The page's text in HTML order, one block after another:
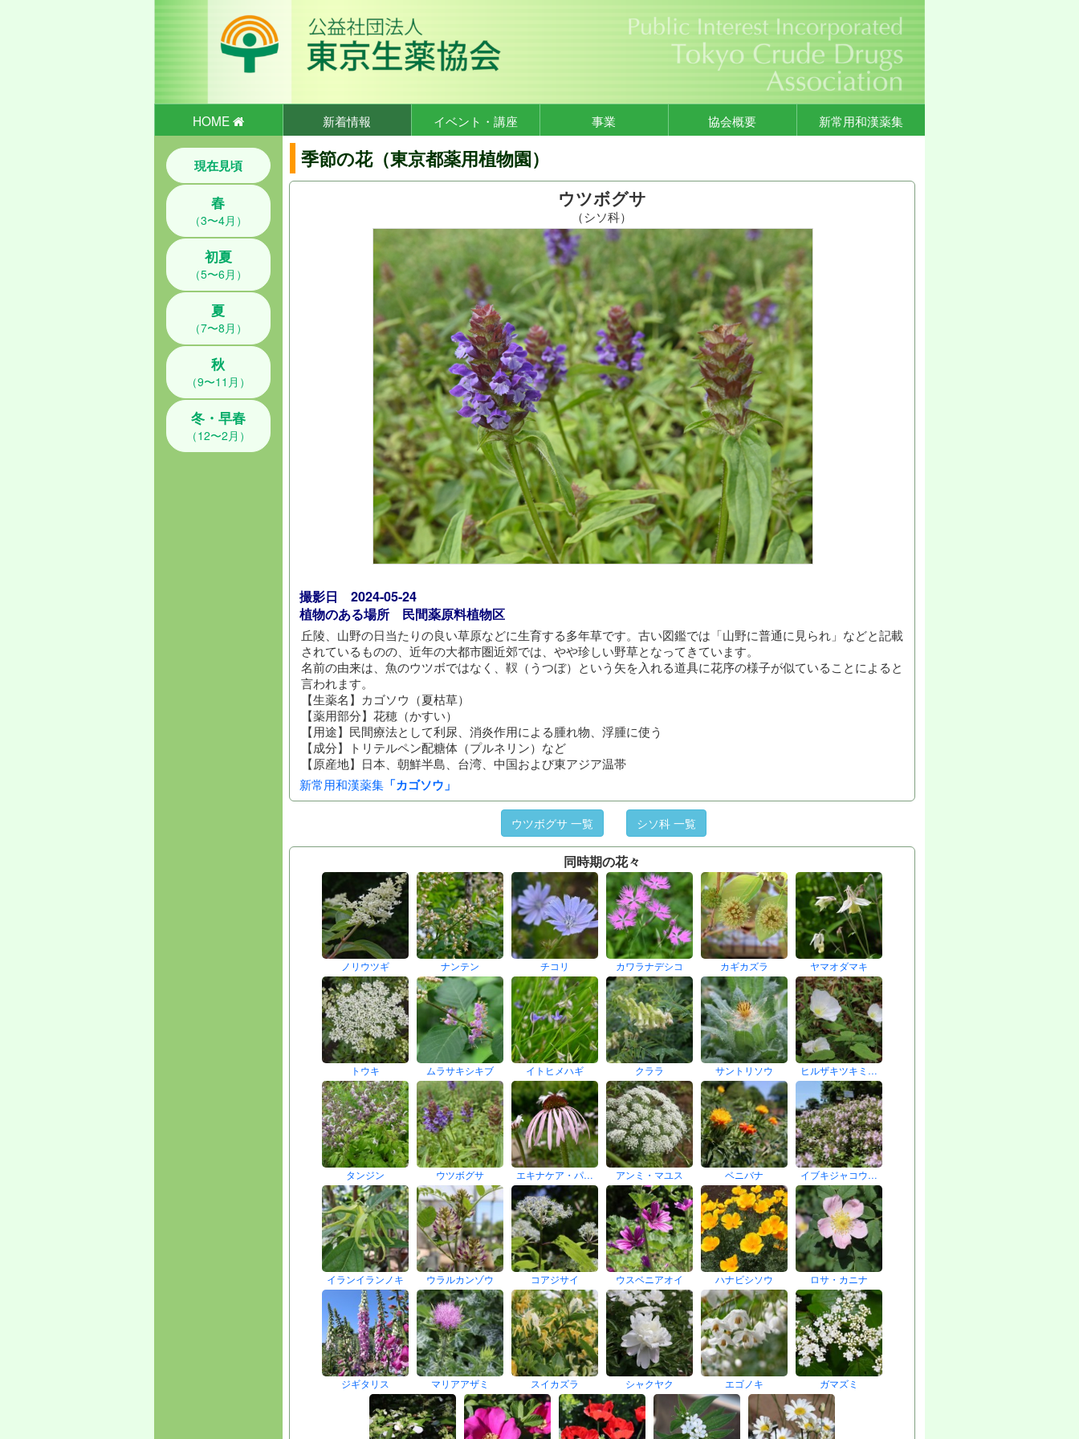
HOME 新着情報 イベント・講座 事業 協会概要 新常用和漢薬集
現在見頃
春
（3〜4月）
初夏
（5〜6月）
夏
（7〜8月）
秋
（9〜11月）
冬・早春
（12〜2月）
季節の花（東京都薬用植物園）
ウツボグサ
（シソ科）
撮影日 2024-05-24
植物のある場所 民間薬原料植物区
丘陵、山野の日当たりの良い草原などに生育する多年草です。古い図鑑では「山野に普通に見られ」などと記載
されているものの、近年の大都市圏近郊では、やや珍しい野草となってきています。
名前の由来は、魚のウツボではなく、靫（うつぼ）という矢を入れる道具に花序の様子が似ていることによると
言われます。
【生薬名】カゴソウ（夏枯草）
【薬用部分】花穂（かすい）
【用途】民間療法として利尿、消炎作用による腫れ物、浮腫に使う
【成分】トリテルペン配糖体（プルネリン）など
【原産地】日本、朝鮮半島、台湾、中国および東アジア温帯
新常用和漢薬集「カゴソウ」
ウツボグサ 一覧 シソ科 一覧
同時期の花々
ノリウツギ ナンテン チコリ カワラナデシコ カギカズラ ヤマオダマキ
トウキ ムラサキシキブ イトヒメハギ クララ サントリソウ ヒルザキツキミ…
タンジン ウツボグサ エキナケア・パ… アンミ・マユス ベニバナ イブキジャコウ…
イランイランノキ ウラルカンゾウ コアジサイ ウスベニアオイ ハナビシソウ ロサ・カニナ
ジギタリス マリアアザミ スイカズラ シャクヤク エゴノキ ガマズミ